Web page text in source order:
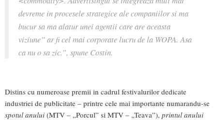
devreme in procesele strategice ale companiilor si ma
bucur sa ma alatur unei agentii care are aceasta
viziune” ar fi cel mai corporate lucru de la WOPA. Asa
ca nu o sa zic.”, spune Costin.
Distins cu numeroase premii in cadrul festivalurilor dedicate
industriei de publicitate – printre cele mai importante numarandu-se
spotul anului (MTV – „Porcul” si MTV – „Teava”), printul anului